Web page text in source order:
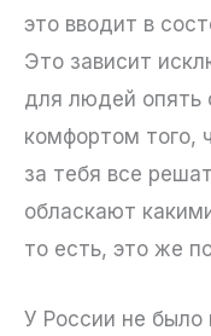
это вводит в
Это зависит
для людей опять
комфортом того,
за тебя все
обласкают
то есть, это же
У России не было